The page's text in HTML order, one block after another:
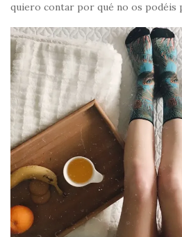
quiero contar por qué no os podéis